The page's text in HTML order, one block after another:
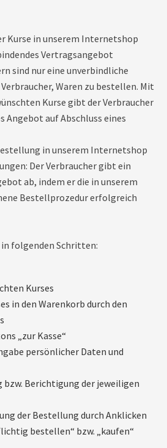
Kurse in unserem Internetshop
Vertragsangebot
sind nur eine unverbindliche
Waren zu bestellen. Mit
Kurse gibt der Verbraucher
Angebot auf Abschluss eines
in unserem Internetshop
Der Verbraucher gibt ein
ab, indem er die in unserem
Bestellprozedur erfolgreich
folgenden Schritten:
Kurses
in den Warenkorb durch den
„zur Kasse“
persönlicher Daten und
Berichtigung der jeweiligen
der Bestellung durch Anklicken
bestellen“ bzw. „kaufen“